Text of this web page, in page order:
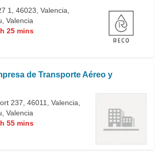
1, 46023, Valencia,
Valencia
25 mins
de Transporte Aéreo y
237, 46011, Valencia,
Valencia
55 mins